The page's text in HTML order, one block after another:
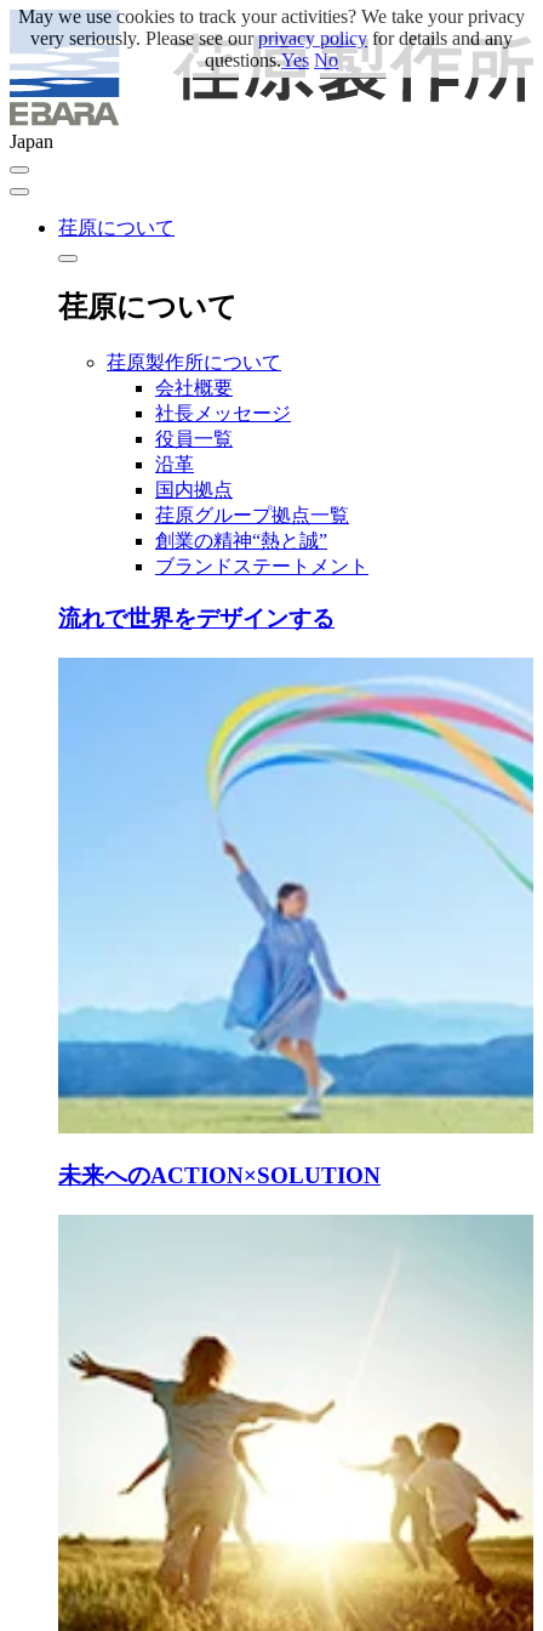
Japan
荏原について
荏原について
荏原製作所について
会社概要
社長メッセージ
役員一覧
沿革
国内拠点
荏原グループ拠点一覧
創業の精神“熱と誠”
ブランドステートメント
流れで世界をデザインする
未来へのACTION×SOLUTION
May we use cookies to track your activities? We take your privacy
very seriously. Please see ourprivacy policyfor details and any
questions.Yes No